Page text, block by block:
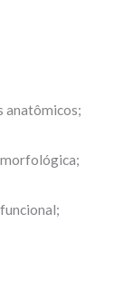
anatômicos;